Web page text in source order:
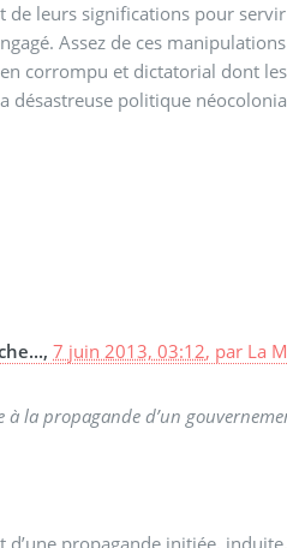
leurs significations pour
manipulations sémantiques ! Assez de
corrompu et dictatorial dont
désastreuse politique
7 juin 2013, 03:12, par La
à la propagande d’un